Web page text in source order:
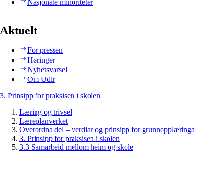
Nasjonale minoriteter
Aktuelt
For pressen
Høringer
Nyhetsvarsel
Om Udir
3. Prinsipp for praksisen i skolen
Læring og trivsel
Læreplanverket
Overordna del – verdiar og prinsipp for grunnopplæringa
3. Prinsipp for praksisen i skolen
3.3 Samarbeid mellom heim og skole